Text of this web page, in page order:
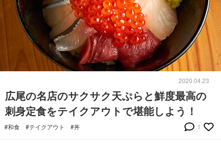
2020.04.23
広尾の名店のサクサク天ぷらと鮮度最高の
刺身定食をテイクアウトで堪能しよう！
#和食 #テイクアウト #丼 1